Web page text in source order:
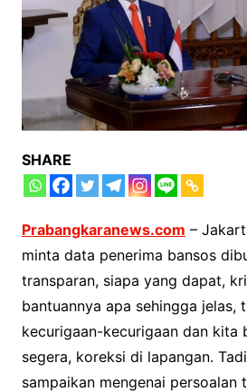
SHARE
Prabangkaranews.com –
minta data penerima bansos
transparan, siapa yang dapat,
bantuannya apa sehingga jelas,
kecurigaan-kecurigaan dan kita
segera, koreksi di lapangan.
sampaikan mengenai persoalan